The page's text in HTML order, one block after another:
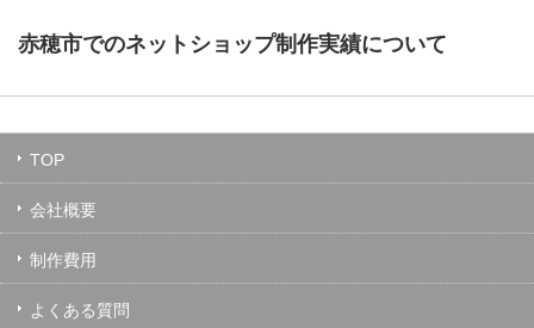
赤穂市でのネットショップ制作実績について
TOP
会社概要
制作費用
よくある質問